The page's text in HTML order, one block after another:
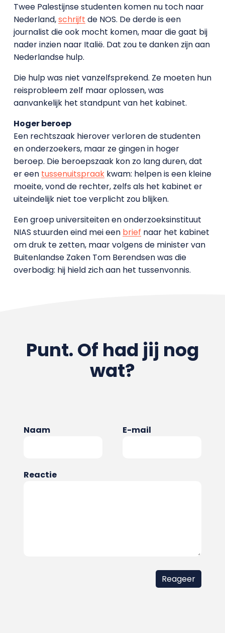
Twee Palestijnse studenten komen nu toch naar
Nederland,schrijft de NOS. De derde is een
journalist die ook mocht komen, maar die gaat bij
nader inzien naar Italië. Dat zou te danken zijn aan
Nederlandse hulp.
Die hulp was niet vanzelfsprekend. Ze moeten hun
reisprobleem zelf maar oplossen, was
aanvankelijk het standpunt van het kabinet.
Hoger beroep
Een rechtszaak hierover verloren de studenten
en onderzoekers, maar ze gingen in hoger
beroep. Die beroepszaak kon zo lang duren, dat
er een tussenuitspraakkwam: helpen is een kleine
moeite, vond de rechter, zelfs als het kabinet er
uiteindelijk niet toe verplicht zou blijken.
Een groep universiteiten en onderzoeksinstituut
NIAS stuurden eind mei een brief naar het kabinet
om druk te zetten, maar volgens de minister van
Buitenlandse Zaken Tom Berendsen was die
overbodig: hij hield zich aan het tussenvonnis.
Punt. Of had jij nog
wat?
Naam E-mail
Reactie